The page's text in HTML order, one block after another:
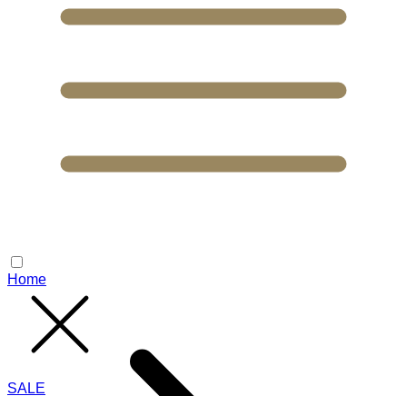
SALE
Home